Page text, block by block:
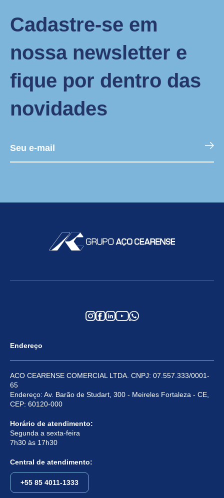
Cadastre-se em
nossa newsletter e
fique por dentro das
novidades
Endereço
ACO CEARENSE COMERCIAL LTDA. CNPJ: 07.557.333/0001-
65
Endereço: Av. Barão de Studart, 300 - Meireles Fortaleza - CE,
CEP: 60120-000
Horário de atendimento:
Segunda a sexta-feira
7h30 às 17h30
Central de atendimento:
+55 85 4011-1333